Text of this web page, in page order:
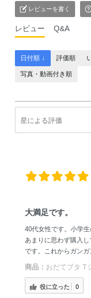
レビューを書く
レビュー Q&A
日付順 ↓ 評価順
写真・動画付き順
大満足です。
40代女性です。小学
あまりに思わず購入
です。これからガンガ
商品： おだてブタ T
役に立った 0